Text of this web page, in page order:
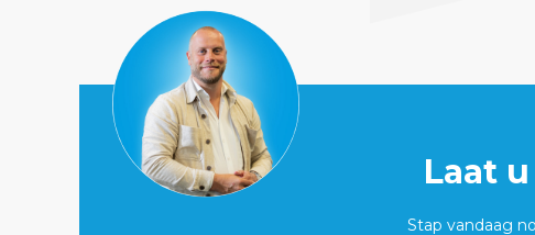
Laat
Stap vandaag